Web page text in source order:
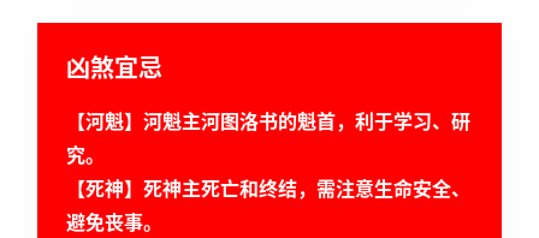
凶煞宜忌
【河魁】河魁主河图洛书的魁首，利于学习、研
究。
【死神】死神主死亡和终结，需注意生命安全、
避免丧事。